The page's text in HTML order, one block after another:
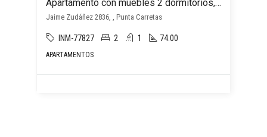
Apartamento con muebles 2 dormitorios, cochera, en Punta Carretas
Jaime Zudáñez 2836, , Punta Carretas
INM-77827 2 1 74.00
APARTAMENTOS